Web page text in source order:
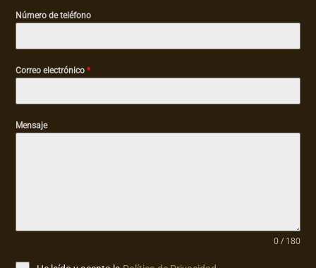
Número de teléfono
Correo electrónico*
Mensaje
0 / 180